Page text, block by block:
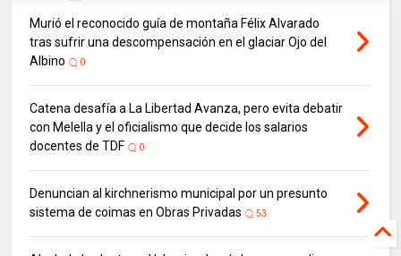
Murió el reconocido guía de montaña Félix Alvarado
tras sufrir una descompensación en el glaciar Ojo del
Albino
0
Catena desafía a La Libertad Avanza, pero evita debatir
con Melella y el oficialismo que decide los salarios
docentes de TDF
0
Denuncian al kirchnerismo municipal por un presunto
sistema de coimas en Obras Privadas
53